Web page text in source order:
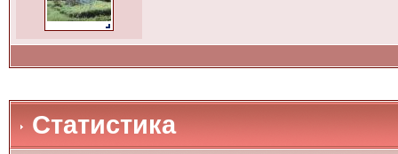
Статистика